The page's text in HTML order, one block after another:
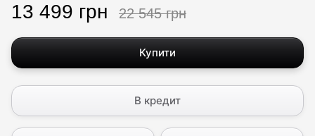
13 499 грн 22 545 грн
Купити
В кредит